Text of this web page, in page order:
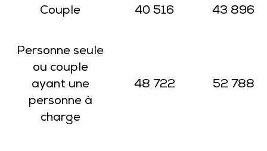
Couple 40 516 43 896
Personne seule
ou couple
ayant une
personne à
charge
48 722 52 788